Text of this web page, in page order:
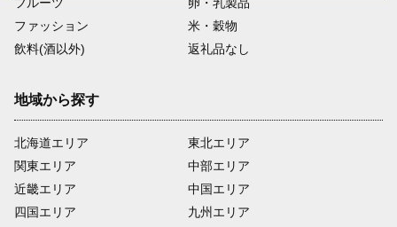
ファッション
米・穀物
飲料(酒以外)
返礼品なし
地域から探す
北海道エリア
関東エリア
近畿エリア
四国エリア
東北エリア
中部エリア
中国エリア
九州エリア